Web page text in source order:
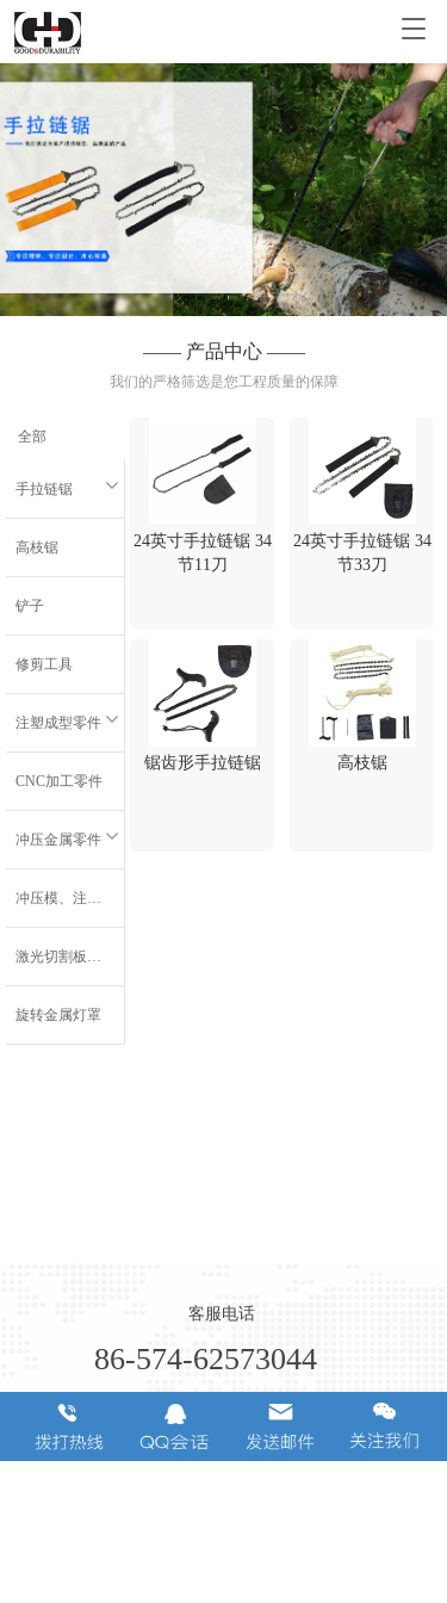
T
g
g
l
e
n
a
v
i
g
a
t
—— 产品中心 ——
我们的严格筛选是您工程质量的保障
全部
手拉链锯
高枝锯
铲子
修剪工具
注塑成型零件
CNC加工零件
冲压金属零件
冲压模、注射模和嵌件注射模
激光切割板材零件
旋转金属灯罩
24英寸手拉链锯 34
节11刀
24英寸手拉链锯 34
节33刀
锯齿形手拉链锯 高枝锯
客服电话
86-574-62573044
浙江省宁波市余姚阳明街道康山路玉井跟6号